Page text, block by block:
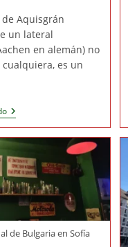
la
entrada:
Aquisgrán
un lateral
en alemán) no
es un
Qué
Ver
Aquisgrán
(Aachen)
En
1
Día:
La
Ciudad
Favorita
De
de Bulgaria en Sofía